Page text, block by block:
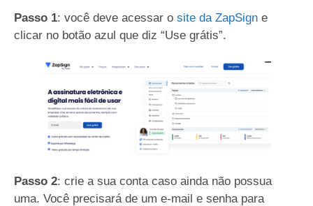
Passo 1: você deve acessar o site da ZapSign e
clicar no botão azul que diz “Use grátis”.
Passo 2: crie a sua conta caso ainda não possua
uma. Você precisará de um e-mail e senha para